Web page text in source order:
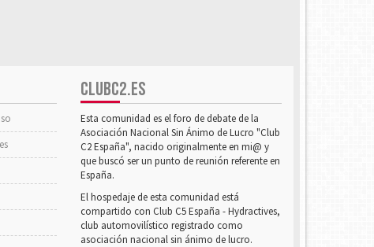
CLUBC2.ES
Esta comunidad es el foro de debate de la
Asociación Nacional Sin Ánimo de Lucro "Club
C2 España", nacido originalmente en mi@ y
que buscó ser un punto de reunión referente en
España.
El hospedaje de esta comunidad está
compartido con Club C5 España - Hydractives,
club automovilístico registrado como
asociación nacional sin ánimo de lucro.